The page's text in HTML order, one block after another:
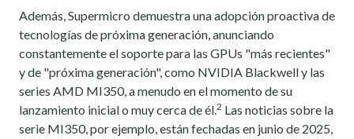
Además, Supermicro demuestra una adopción proactiva de
tecnologías de próxima generación, anunciando
constantemente el soporte para las GPUs "más recientes"
y de "próxima generación", como NVIDIA Blackwell y las
series AMD MI350, a menudo en el momento de su
lanzamiento inicial o muy cerca de él.2 Las noticias sobre la
serie MI350, por ejemplo, están fechadas en junio de 2025,